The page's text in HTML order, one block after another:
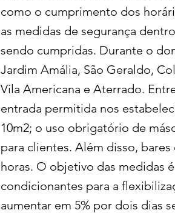
como o cumprimento dos
as medidas de segurança
sendo cumpridas. Durante o
Jardim Amália, São Geraldo,
Vila Americana e Aterrado.
entrada permitida nos
10m2; o uso obrigatório de
para clientes. Além disso,
horas. O objetivo das medidas
condicionantes para a
aumentar em 5% por dois dias